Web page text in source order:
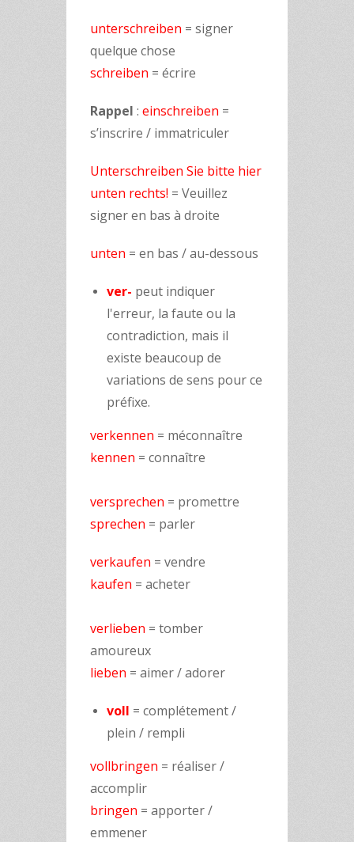
unterschreiben = signer
quelque chose
schreiben = écrire
Rappel : einschreiben =
s’inscrire / immatriculer
Unterschreiben Sie bitte hier
unten rechts! = Veuillez
signer en bas à droite
unten = en bas / au-dessous
ver- peut indiquer
l'erreur, la faute ou la
contradiction, mais il
existe beaucoup de
variations de sens pour ce
préfixe.
verkennen = méconnaître
kennen = connaître
versprechen = promettre
sprechen = parler
verkaufen = vendre
kaufen = acheter
verlieben = tomber
amoureux
lieben = aimer / adorer
voll = complétement /
plein / rempli
vollbringen = réaliser /
accomplir
bringen = apporter /
emmener